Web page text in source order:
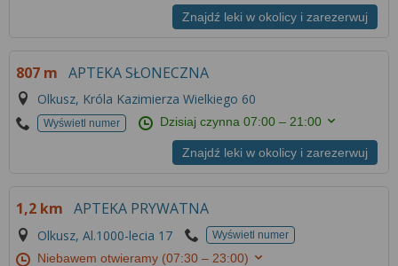
Znajdź leki w okolicy i zarezerwuj
807 m APTEKA SŁONECZNA
Olkusz, Króla Kazimierza Wielkiego 60
Wyświetl numer Dzisiaj czynna07:00 – 21:00
Znajdź leki w okolicy i zarezerwuj
1,2 km APTEKA PRYWATNA
Olkusz, Al.1000-lecia 17 Wyświetl numer
Niebawem otwieramy (07:30 – 23:00)